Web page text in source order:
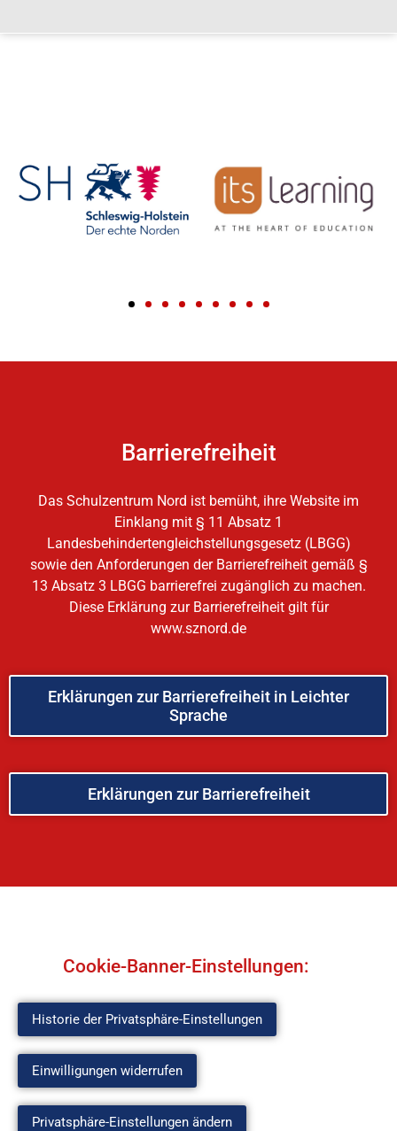
Barrierefreiheit
Das Schulzentrum Nord ist bemüht, ihre Website im
Einklang mit § 11 Absatz 1
Landesbehindertengleichstellungsgesetz (LBGG)
sowie den Anforderungen der Barrierefreiheit gemäß §
13 Absatz 3 LBGG barrierefrei zugänglich zu machen.
Diese Erklärung zur Barrierefreiheit gilt für
www.sznord.de
Erklärungen zur Barrierefreiheit in Leichter
Sprache
Erklärungen zur Barrierefreiheit
Cookie-Banner-Einstellungen:
Historie der Privatsphäre-Einstellungen
Einwilligungen widerrufen
Privatsphäre-Einstellungen ändern